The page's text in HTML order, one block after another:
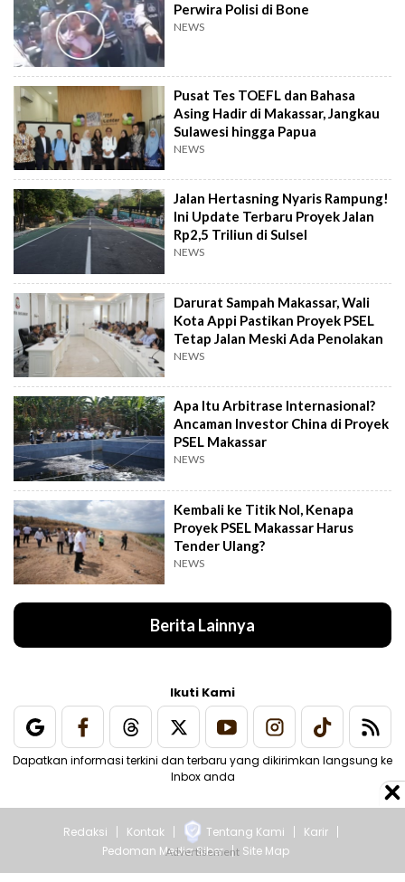
Perwira Polisi di Bone
NEWS
Pusat Tes TOEFL dan Bahasa
Asing Hadir di Makassar, Jangkau
Sulawesi hingga Papua
NEWS
Jalan Hertasning Nyaris Rampung!
Ini Update Terbaru Proyek Jalan
Rp2,5 Triliun di Sulsel
NEWS
Darurat Sampah Makassar, Wali
Kota Appi Pastikan Proyek PSEL
Tetap Jalan Meski Ada Penolakan
NEWS
Apa Itu Arbitrase Internasional?
Ancaman Investor China di Proyek
PSEL Makassar
NEWS
Kembali ke Titik Nol, Kenapa
Proyek PSEL Makassar Harus
Tender Ulang?
NEWS
Berita Lainnya
Ikuti Kami
Dapatkan informasi terkini dan terbaru yang dikirimkan langsung ke
Inbox anda
Redaksi Kontak Tentang Kami
Karir
Pedoman Media Siber
Site Map